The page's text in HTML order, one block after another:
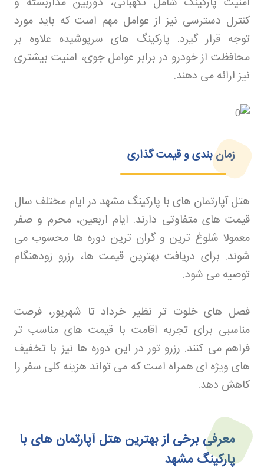
کنترل دسترسی نیز از عوامل مهم است که باید مورد
توجه قرار گیرد. پارکینگ های سرپوشیده علاوه بر
محافظت از خودرو در برابر عوامل جوی، امنیت بیشتری
نیز ارائه می دهند.
زمان بندی و قیمت گذاری
هتل آپارتمان های با پارکینگ مشهد در ایام مختلف سال
قیمت های متفاوتی دارند. ایام اربعین، محرم و صفر
معمولا شلوغ ترین و گران ترین دوره ها محسوب می
شوند. برای دریافت بهترین قیمت ها، رزرو زودهنگام
توصیه می شود.
فصل های خلوت تر نظیر خرداد تا شهریور، فرصت
مناسبی برای تجربه اقامت با قیمت های مناسب تر
فراهم می کنند. رزرو تور در این دوره ها نیز با تخفیف
های ویژه ای همراه است که می تواند هزینه کلی سفر را
کاهش دهد.
معرفی برخی از بهترین هتل آپارتمان های با
پارکینگ مشهد